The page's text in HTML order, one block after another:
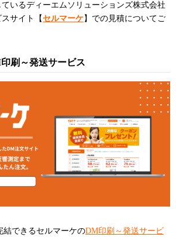
いるディーエムソリューションズ株式会社
サイト【セルマーケ】での見積についてご
刷～発送サービス
結できるセルマーケのDM印刷～発送サービ